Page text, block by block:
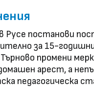
Русе постанови
за 15-
промени
арест, а
педагогическа